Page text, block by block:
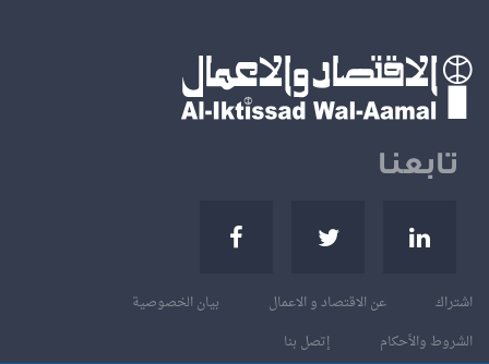
تابعنا
اشتراك عن الاقتصاد و الاعمال
بيان الخصوصية
الشروط والأحكام
إتصل بنا